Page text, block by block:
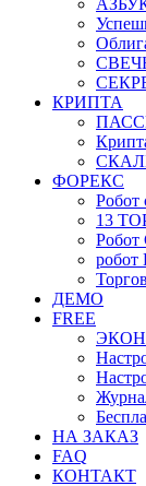
КРИПТА
ФОРЕКС
Робот
13
Робот
робот
ДЕМО
FREE
НА ЗАКАЗ
FAQ
КОНТАКТ